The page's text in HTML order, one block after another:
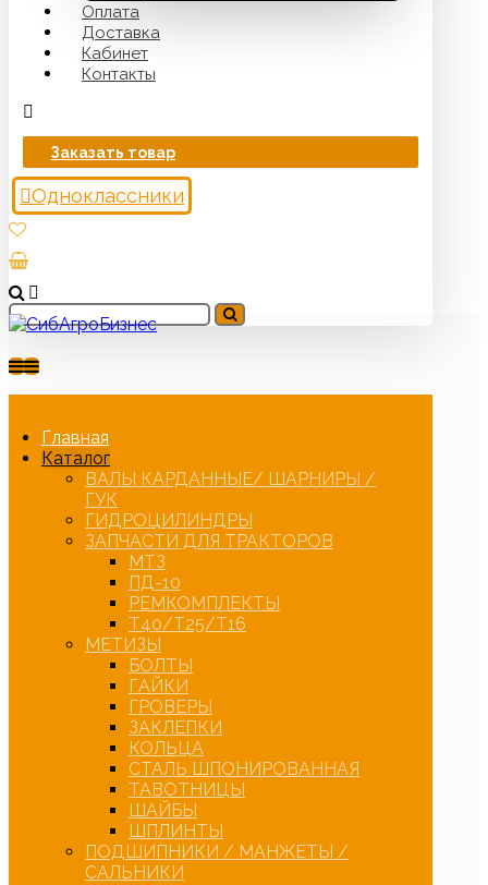
Оплата
Доставка
Кабинет
Контакты
Заказать товар
Одноклассники
Главная
Каталог
ВАЛЫ КАРДАННЫЕ/ ШАРНИРЫ /
ГУК
ГИДРОЦИЛИНДРЫ
ЗАПЧАСТИ ДЛЯ ТРАКТОРОВ
МТЗ
ПД-10
РЕМКОМПЛЕКТЫ
Т40/Т25/Т16
МЕТИЗЫ
БОЛТЫ
ГАЙКИ
ГРОВЕРЫ
ЗАКЛЕПКИ
КОЛЬЦА
СТАЛЬ ШПОНИРОВАННАЯ
ТАВОТНИЦЫ
ШАЙБЫ
ШПЛИНТЫ
ПОДШИПНИКИ / МАНЖЕТЫ /
САЛЬНИКИ